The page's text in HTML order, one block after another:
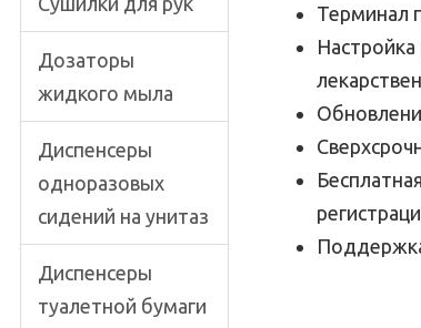
Дозаторы
жидкого мыла
Диспенсеры
одноразовых
сидений на унитаз
Диспенсеры
туалетной бумаги
Терминал